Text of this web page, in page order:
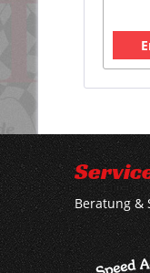
Beratung &